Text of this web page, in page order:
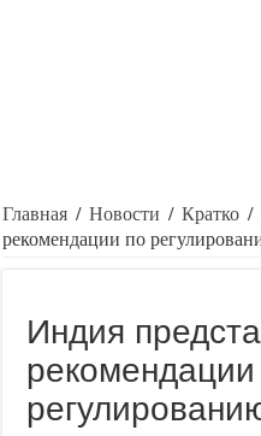
Главная / Новости / Кратко /
рекомендации по
Индия